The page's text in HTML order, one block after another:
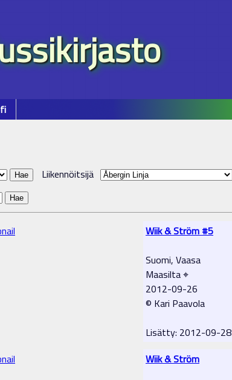
Liikennöitsijä
Wiik & Ström #5
Suomi, Vaasa
Maasilta ⌖
2012-09-26
© Kari Paavola
Lisätty: 2012-09-28
Wiik & Ström